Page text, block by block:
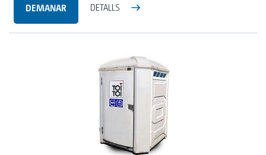
DEMANAR DETALLS